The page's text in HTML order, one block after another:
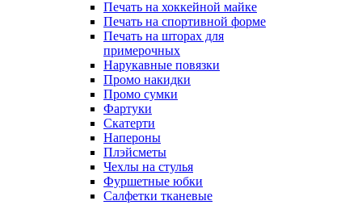
Печать на хоккейной майке
Печать на спортивной форме
Печать на шторах для
примерочных
Нарукавные повязки
Промо накидки
Промо сумки
Фартуки
Скатерти
Напероны
Плэйсметы
Чехлы на стулья
Фуршетные юбки
Салфетки тканевые